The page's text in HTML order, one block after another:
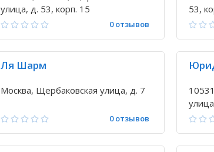
улица, д. 53, корп. 15
0 отзывов
53,
Ля Шарм
Москва, Щербаковская улица, д. 7
0 отзывов